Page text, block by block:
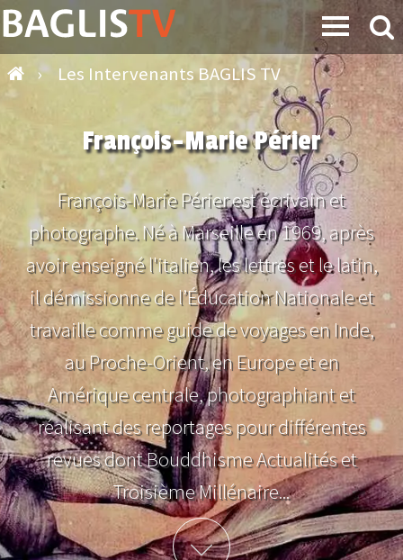
› Les Intervenants BAGLIS TV
François-Marie Périer
François-Marie Périer est écrivain et
photographe. Né à Marseille en 1969, après
avoir enseigné l'italien, les lettres et le latin,
il démissionne de l’Éducation Nationale et
travaille comme guide de voyages en Inde,
au Proche-Orient, en Europe et en
Amérique centrale, photographiant et
réalisant des reportages pour différentes
revues dont Bouddhisme Actualités et
Troisième Millénaire...
Plus d'info